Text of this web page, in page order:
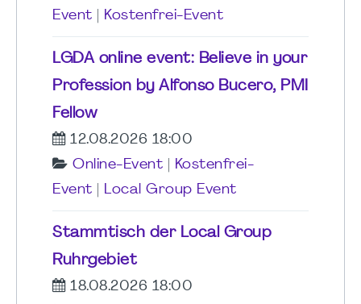
Event
Kostenfrei-Event
LGDA online event: Believe in your
Profession by Alfonso Bucero, PMI
Fellow
12.08.2026 18:00
Online-Event
Kostenfrei-
Event
Local Group Event
Stammtisch der Local Group
Ruhrgebiet
18.08.2026 18:00